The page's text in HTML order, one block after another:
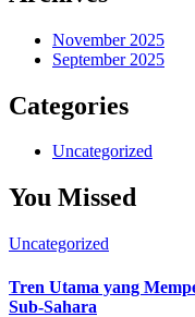
November 2025
September 2025
Categories
Uncategorized
You Missed
Uncategorized
Tren Utama yang
Sub-Sahara